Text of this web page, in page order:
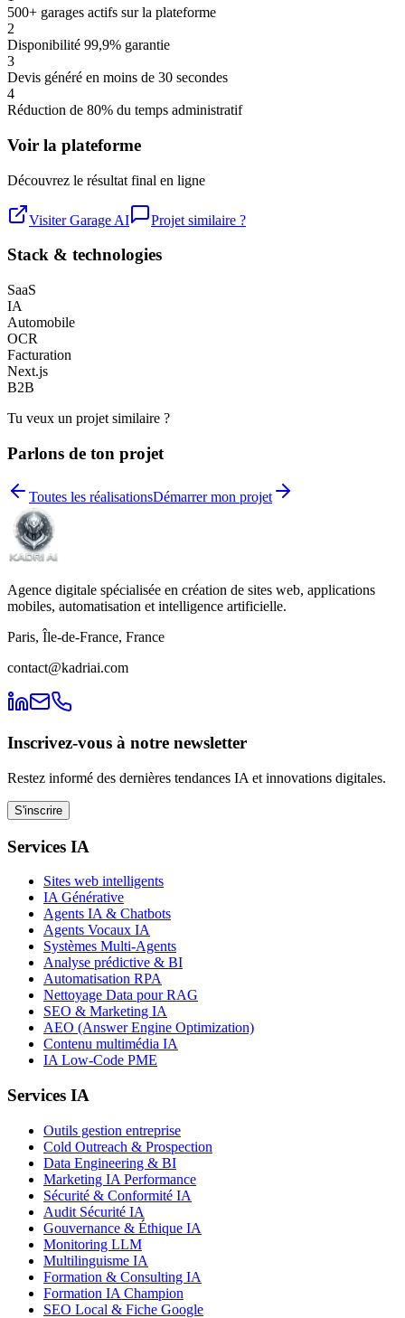
500+ garages actifs sur la plateforme
2
Disponibilité 99,9% garantie
3
Devis généré en moins de 30 secondes
4
Réduction de 80% du temps administratif
Voir la plateforme
Découvrez le résultat final en ligne
Visiter Garage AI Projet similaire ?
Stack & technologies
SaaS
IA
Automobile
OCR
Facturation
Next.js
B2B
Tu veux un projet similaire ?
Parlons de ton projet
Toutes les réalisationsDémarrer mon projet
Agence digitale spécialisée en création de sites web, applications
mobiles, automatisation et intelligence artificielle.
Paris, Île-de-France, France
contact@kadriai.com
Inscrivez-vous à notre newsletter
Restez informé des dernières tendances IA et innovations digitales.
S'inscrire
Services IA
Sites web intelligents
IA Générative
Agents IA & Chatbots
Agents Vocaux IA
Systèmes Multi-Agents
Analyse prédictive & BI
Automatisation RPA
Nettoyage Data pour RAG
SEO & Marketing IA
AEO (Answer Engine Optimization)
Contenu multimédia IA
IA Low-Code PME
Services IA
Outils gestion entreprise
Cold Outreach & Prospection
Data Engineering & BI
Marketing IA Performance
Sécurité & Conformité IA
Audit Sécurité IA
Gouvernance & Éthique IA
Monitoring LLM
Multilinguisme IA
Formation & Consulting IA
Formation IA Champion
SEO Local & Fiche Google